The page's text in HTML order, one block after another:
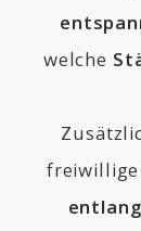
welche
freiwillige